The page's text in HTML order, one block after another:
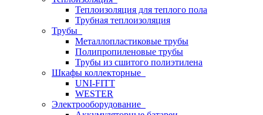
Теплоизоляция для теплого пола
Трубная теплоизоляция
Трубы
Металлопластиковые трубы
Полипропиленовые трубы
Трубы из сшитого полиэтилена
Шкафы коллекторные
UNI-FITT
WESTER
Электрооборудование